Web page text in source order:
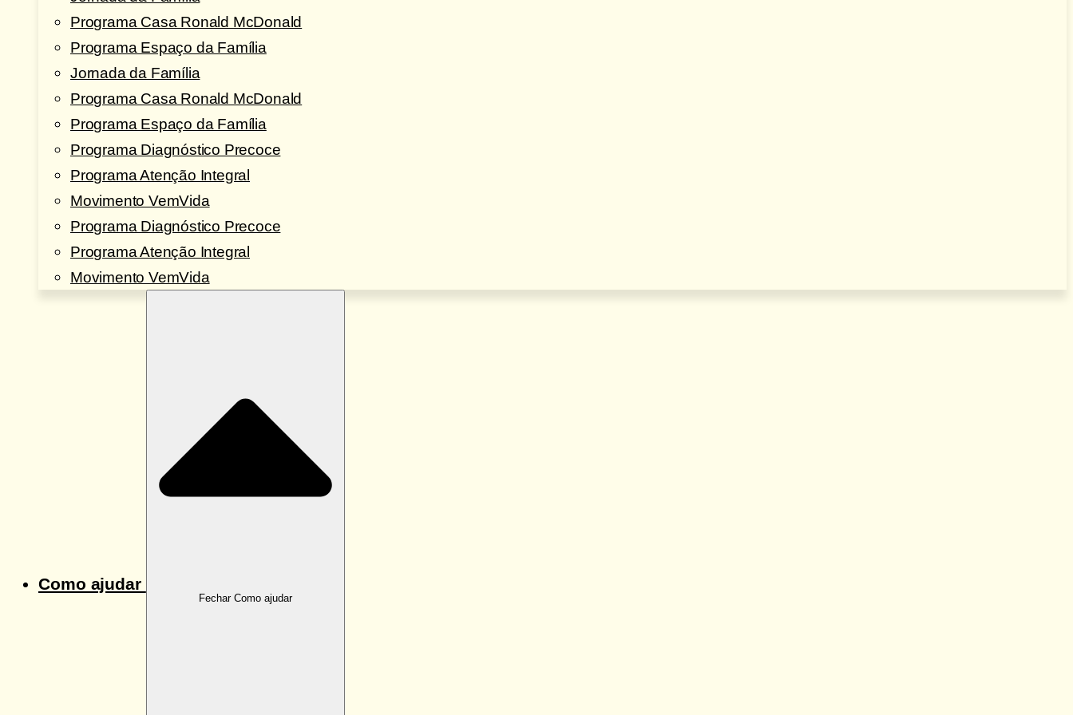
Programa Casa Ronald McDonald
Programa Espaço da Família
Jornada da Família
Programa Casa Ronald McDonald
Programa Espaço da Família
Programa Diagnóstico Precoce
Programa Atenção Integral
Movimento VemVida
Programa Diagnóstico Precoce
Programa Atenção Integral
Movimento VemVida
Como ajudar
Fechar Como ajudar